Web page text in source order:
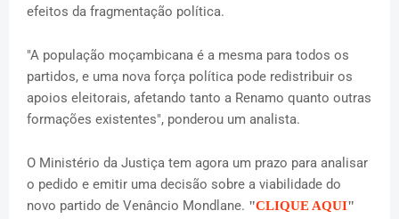
efeitos da fragmentação política.
"A população moçambicana é a mesma para todos os
partidos, e uma nova força política pode redistribuir os
apoios eleitorais, afetando tanto a Renamo quanto outras
formações existentes", ponderou um analista.
O Ministério da Justiça tem agora um prazo para analisar
o pedido e emitir uma decisão sobre a viabilidade do
novo partido de Venâncio Mondlane. "CLIQUE AQUI"